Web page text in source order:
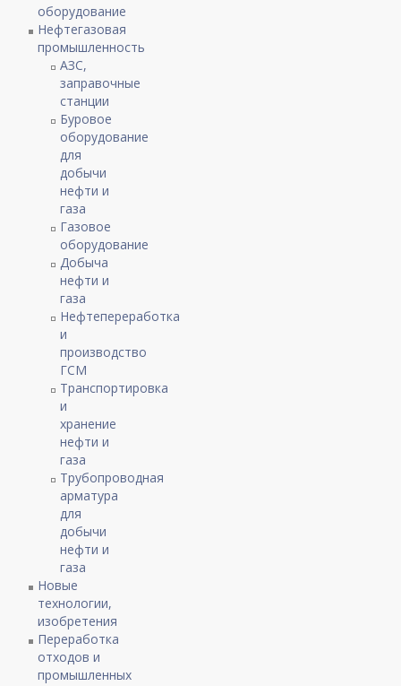
оборудование
Нефтегазовая
промышленность
АЗС,
заправочные
станции
Буровое
оборудование
для
добычи
нефти и
газа
Газовое
оборудование
Добыча
нефти и
газа
Нефтепереработка
и
производство
ГСМ
Транспортировка
и
хранение
нефти и
газа
Трубопроводная
арматура
для
добычи
нефти и
газа
Новые
технологии,
изобретения
Переработка
отходов и
промышленных